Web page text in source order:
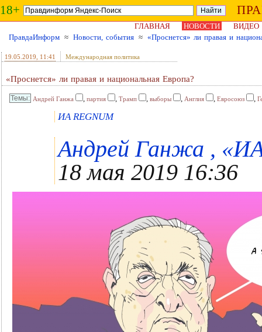
18+
ГЛАВНАЯ НОВОСТИ
ВИДЕО
ПравдаИнформ ≈ Новости, события ≈ «Проснется» ли правая и
19.05.2019 , 11:41 Международная политика
«Проснется» ли правая и национальная Европа?
Андрей Ганжа , партия , Трамп , выборы , Англия , Евросоюз ,
ИА REGNUM
Андрей Ганжа ,
18 мая 2019 16:36